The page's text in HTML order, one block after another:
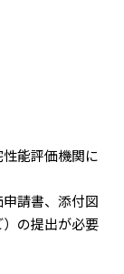
能評価機関に
請書、添付図
の提出が必要